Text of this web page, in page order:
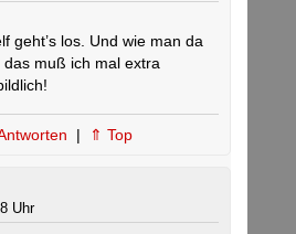
geht’s los. Und wie man da
muß ich mal extra
| ⇑ Top
Uhr